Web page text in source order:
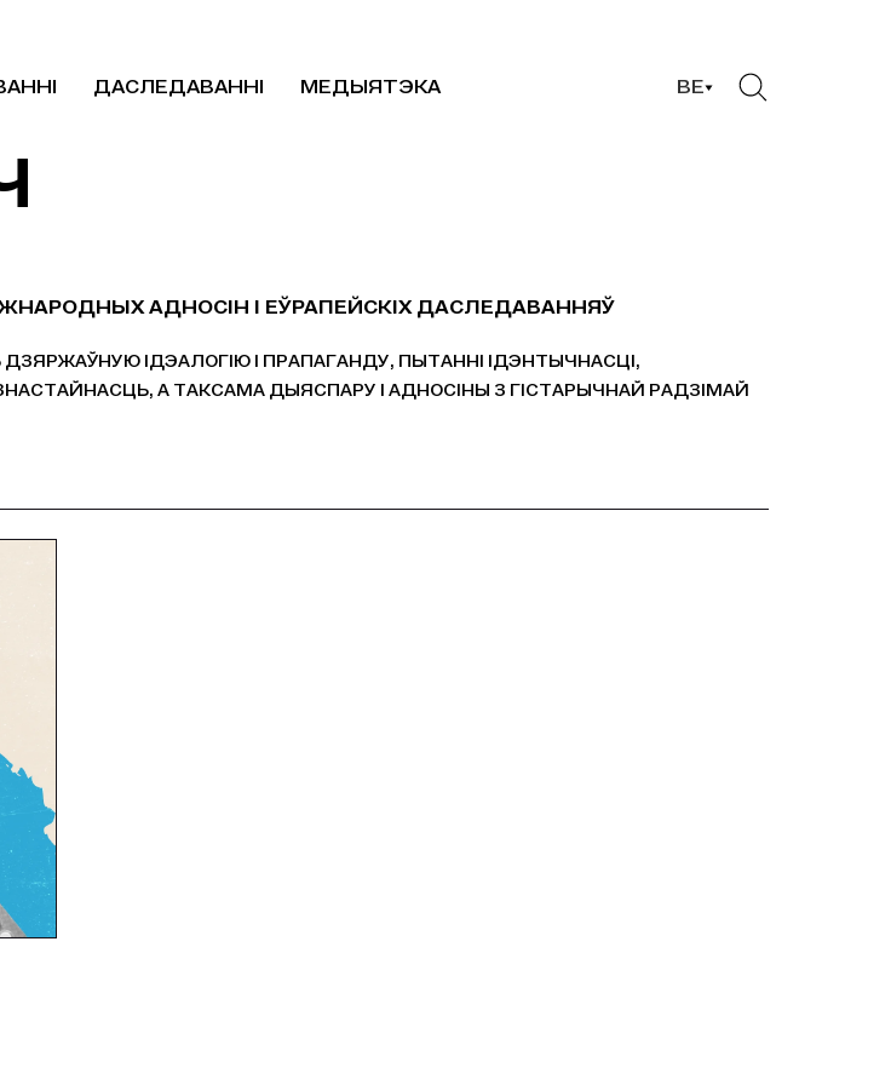
ДАСЛЕДАВАННІ МЕДЫЯТЭКА BE
АДНОСІН І ЕЎРАПЕЙСКІХ ДАСЛЕДАВАННЯЎ
ІДЭАЛОГІЮ І ПРАПАГАНДУ, ПЫТАННІ ІДЭНТЫЧНАСЦІ,
А ТАКСАМА ДЫЯСПАРУ І АДНОСІНЫ З ГІСТАРЫЧНАЙ РАДЗІМАЙ